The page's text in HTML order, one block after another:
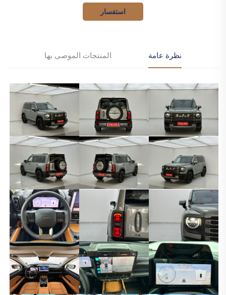
استفسار
نظرة عامة المنتجات الموصى بها